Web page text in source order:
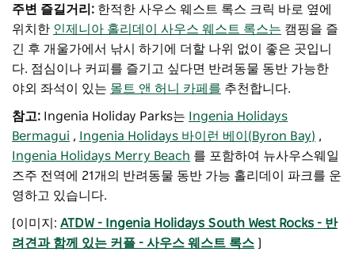
주변 즐길거리: 한적한 사우스 웨스트 록스 크릭 바로 옆에
위치한 인제니아 홀리데이 사우스 웨스트 록스는 캠핑을 즐
긴 후 개울가에서 낚시 하기에 더할 나위 없이 좋은 곳입니
다. 점심이나 커피를 즐기고 싶다면 반려동물 동반 가능한
야외 좌석이 있는 몰트 앤 허니 카페를 추천합니다.
참고: Ingenia Holiday Parks는
Ingenia Holidays
Bermagui , Ingenia Holidays 바이런 베이(Byron Bay) ,
Ingenia Holidays Merry Beach 를 포함하여 뉴사우스웨일
즈주 전역에 21개의 반려동물 동반 가능 홀리데이 파크를 운
영하고 있습니다.
[이미지: ATDW - Ingenia Holidays South West Rocks - 반
려견과 함께 있는 커플 - 사우스 웨스트 록스 ]